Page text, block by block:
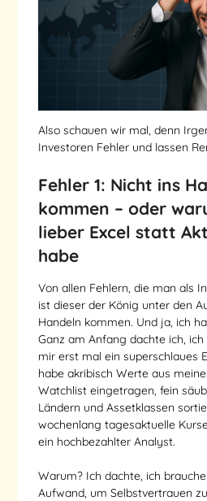
Also schauen wir mal, denn
Investoren Fehler und lassen
Fehler 1: Nicht ins
kommen – oder
lieber Excel statt
habe
Von allen Fehlern, die man als
ist dieser der König unter den
Handeln kommen. Und ja, ich
Ganz am Anfang dachte ich,
mir erst mal ein superschlaues
habe akribisch Werte aus
Watchlist eingetragen, fein
Ländern und Assetklassen
wochenlang tagesaktuelle
ein hochbezahlter Analyst.
Warum? Ich dachte, ich
Aufwand, um Selbstvertrauen